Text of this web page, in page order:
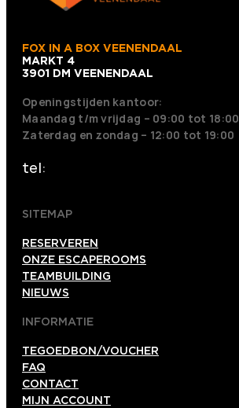
FOX IN A BOX VEENENDAAL
MARKT 4
3901 DM VEENENDAAL
Openingstijden kantoor:
Maandag t/m vrijdag – 09:00 tot 18:00
Zaterdag en zondag – 12:00 tot 19:00
tel:
SITEMAP
RESERVEREN
ONZE ESCAPEROOMS
TEAMBUILDING
NIEUWS
INFORMATIE
TEGOEDBON/VOUCHER
FAQ
CONTACT
MIJN ACCOUNT